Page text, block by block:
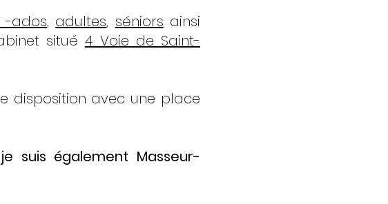
-ados, adultes, séniors ainsi
situé 4Voie de Saint-
disposition avec une place
suis également Masseur-